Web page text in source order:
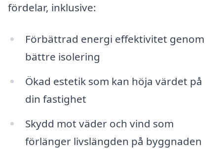
fördelar, inklusive:
Förbättrad energi effektivitet genom
bättre isolering
Ökad estetik som kan höja värdet på
din fastighet
Skydd mot väder och vind som
förlänger livslängden på byggnaden